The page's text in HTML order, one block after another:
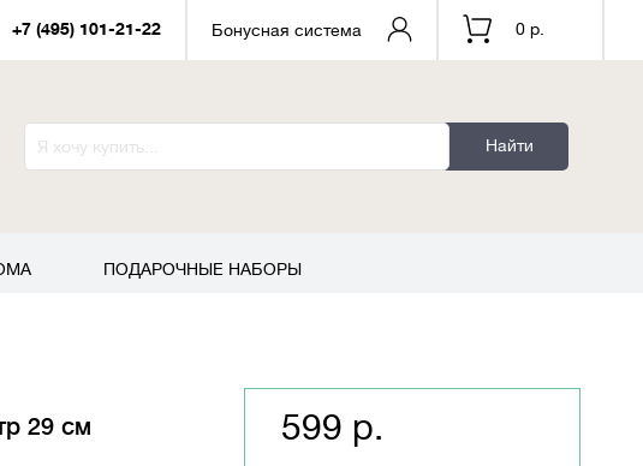
+7 (495) 101-21-22 Бонусная система 0 р.
Найти
ПОДАРОЧНЫЕ НАБОРЫ
29 см 599 р.